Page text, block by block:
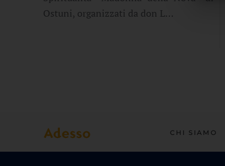
Ostuni, organizzati da don L…
CHI SIAMO